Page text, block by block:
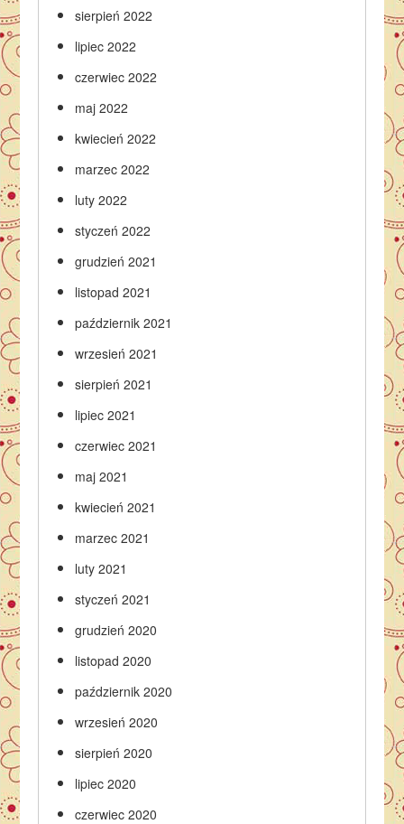
sierpień 2022
lipiec 2022
czerwiec 2022
maj 2022
kwiecień 2022
marzec 2022
luty 2022
styczeń 2022
grudzień 2021
listopad 2021
październik 2021
wrzesień 2021
sierpień 2021
lipiec 2021
czerwiec 2021
maj 2021
kwiecień 2021
marzec 2021
luty 2021
styczeń 2021
grudzień 2020
listopad 2020
październik 2020
wrzesień 2020
sierpień 2020
lipiec 2020
czerwiec 2020